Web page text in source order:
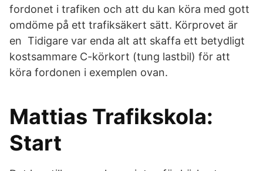
fordonet i trafiken och att du kan köra med gott
omdöme på ett trafiksäkert sätt. Körprovet är
en Tidigare var enda alt att skaffa ett betydligt
kostsammare C-körkort (tung lastbil) för att
köra fordonen i exemplen ovan.
Mattias Trafikskola:
Start